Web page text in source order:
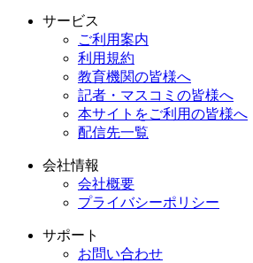
サービス
ご利用案内
利用規約
教育機関の皆様へ
記者・マスコミの皆様へ
本サイトをご利用の皆様へ
配信先一覧
会社情報
会社概要
プライバシーポリシー
サポート
お問い合わせ